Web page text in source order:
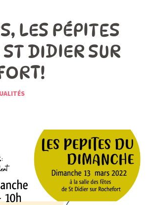
LES PÉPITES
ST DIDIER SUR